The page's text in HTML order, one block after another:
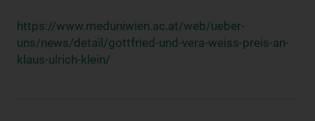
https://www.meduniwien.ac.at/web/ueber-
uns/news/detail/gottfried-und-vera-weiss-preis-an-
klaus-ulrich-klein/